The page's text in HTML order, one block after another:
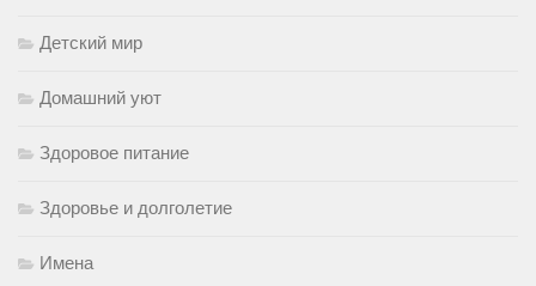
Детский мир
Домашний уют
Здоровое питание
Здоровье и долголетие
Имена